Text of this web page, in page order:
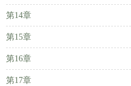
第14章
第15章
第16章
第17章